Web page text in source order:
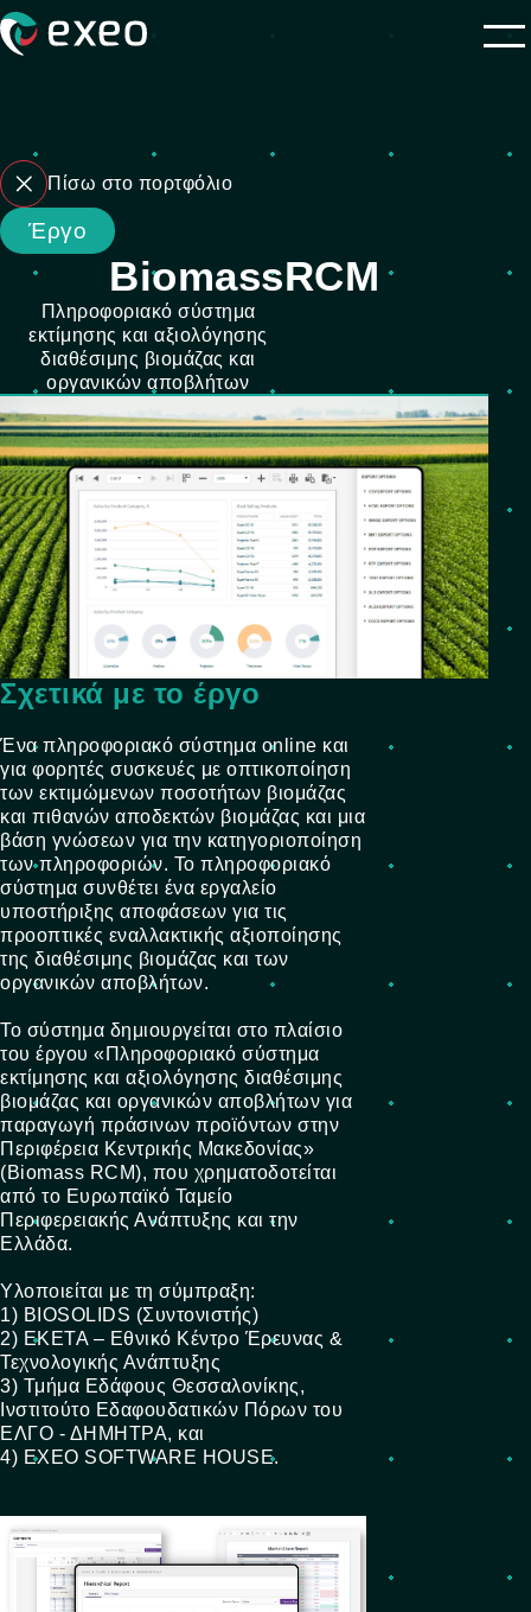
Πίσω στο πορτφόλιο
Έργο
BiomassRCM
Πληροφοριακό σύστημα
εκτίμησης και αξιολόγησης
διαθέσιμης βιομάζας και
οργανικών αποβλήτων
Σχετικά με το έργο
Ένα πληροφοριακό σύστημα online και
για φορητές συσκευές με οπτικοποίηση
των εκτιμώμενων ποσοτήτων βιομάζας
και πιθανών αποδεκτών βιομάζας και μια
βάση γνώσεων για την κατηγοριοποίηση
των πληροφοριών. Το πληροφοριακό
σύστημα συνθέτει ένα εργαλείο
υποστήριξης αποφάσεων για τις
προοπτικές εναλλακτικής αξιοποίησης
της διαθέσιμης βιομάζας και των
οργανικών αποβλήτων.
Το σύστημα δημιουργείται στο πλαίσιο
του έργου «Πληροφοριακό σύστημα
εκτίμησης και αξιολόγησης διαθέσιμης
βιομάζας και οργανικών αποβλήτων για
παραγωγή πράσινων προϊόντων στην
Περιφέρεια Κεντρικής Μακεδονίας»
(Biomass RCM), που χρηματοδοτείται
από το Ευρωπαϊκό Ταμείο
Περιφερειακής Ανάπτυξης και την
Ελλάδα.
Υλοποιείται με τη σύμπραξη:
1) BIOSOLIDS (Συντονιστής)
2) ΕΚΕΤΑ – Εθνικό Κέντρο Έρευνας &
Τεχνολογικής Ανάπτυξης
3) Τμήμα Εδάφους Θεσσαλονίκης,
Ινστιτούτο Εδαφουδατικών Πόρων του
ΕΛΓΟ - ΔΗΜΗΤΡΑ, και
4) EXEO SOFTWARE HOUSE.